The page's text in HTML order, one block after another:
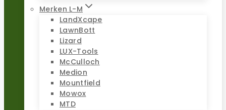
Merken L-M
LandXcape
LawnBott
Lizard
LUX-Tools
McCulloch
Medion
Mountfield
Mowox
MTD